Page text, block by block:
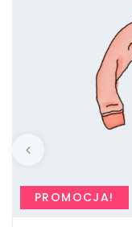
PROMOCJA!